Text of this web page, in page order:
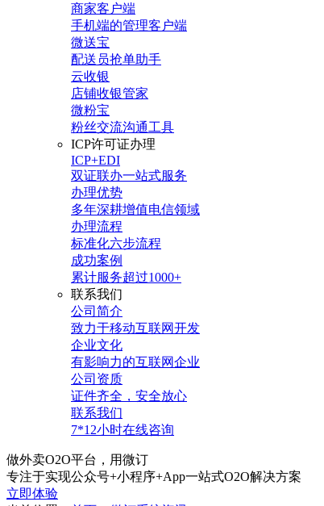
商家客户端
手机端的管理客户端
微送宝
配送员抢单助手
云收银
店铺收银管家
微粉宝
粉丝交流沟通工具
ICP许可证办理
ICP+EDI
双证联办一站式服务
办理优势
多年深耕增值电信领域
办理流程
标准化六步流程
成功案例
累计服务超过1000+
联系我们
公司简介
致力于移动互联网开发
企业文化
有影响力的互联网企业
公司资质
证件齐全，安全放心
联系我们
7*12小时在线咨询
做外卖O2O平台，用微订
专注于实现公众号+小程序+App一站式O2O解决方案
立即体验